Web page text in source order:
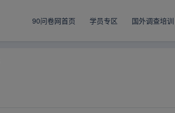
90问卷网首页 学员专区 国外调查培训